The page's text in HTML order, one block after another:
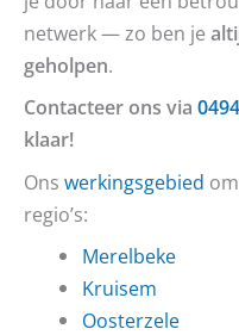
netwerk — zo ben je
geholpen.
Contacteer ons via
klaar!
Ons werkingsgebied
regio’s:
Merelbeke
Kruisem
Oosterzele